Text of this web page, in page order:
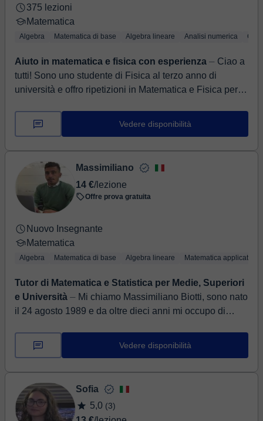
375 lezioni
Matematica
Algebra Matematica di base Algebra lineare Analisi numerica
Aiuto in matematica e fisica con esperienza ⏤ Ciao a
tutti! Sono uno studente di Fisica al terzo anno di
università e offro ripetizioni in Matematica e Fisica per
Vedere disponibilità
Massimiliano
14 €/lezione
Offre prova gratuita
Nuovo Insegnante
Matematica
Algebra Matematica di base Algebra lineare Matematica applicata
Tutor di Matematica e Statistica per Medie, Superiori
e Università ⏤ Mi chiamo Massimiliano Biotti, sono nato
il 24 agosto 1989 e da oltre dieci anni mi occupo di
Vedere disponibilità
Sofia
5,0 (3)